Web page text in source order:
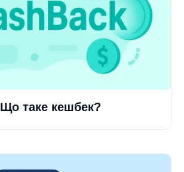
Що таке кешбек?